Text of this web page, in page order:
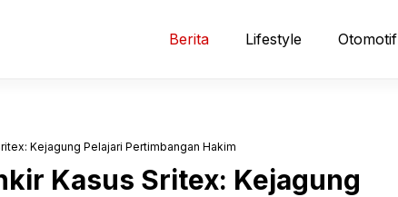
Berita Lifestyle Otomotif
Kejagung Pelajari Pertimbangan Hakim
Kasus Sritex: Kejagung